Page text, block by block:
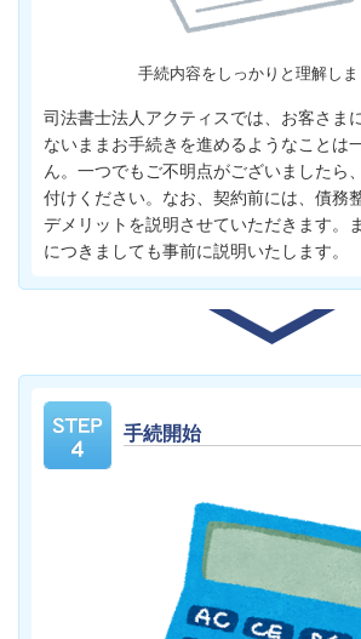
手続内容をしっかりと理解しま
司法書士法人アクティスでは、お客さま
ないままお手続きを進めるようなことは
ん。一つでもご不明点がございましたら
付けください。なお、契約前には、債務
デメリットを説明させていただきます。
につきましても事前に説明いたします。
手続開始